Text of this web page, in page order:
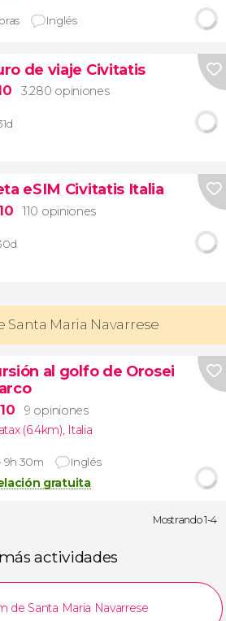
Inglés
de viaje Civitatis
3.280 opiniones
eSIM Civitatis Italia
110 opiniones
Santa Maria Navarrese
al golfo de Orosei
9 opiniones
(6.4km) Italia
9h 30m Inglés
gratuita
Mostrando 1-4
actividades
de Santa Maria Navarrese